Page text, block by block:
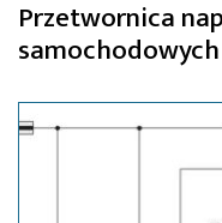
Przetwornica
samochodowych